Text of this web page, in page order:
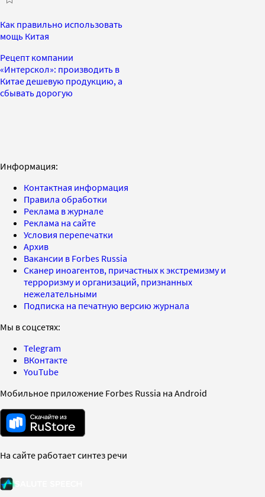
Как правильно использовать
мощь Китая
Рецепт компании
«Интерскол»: производить в
Китае дешевую продукцию, а
сбывать дорогую
Информация:
Контактная информация
Правила обработки
Реклама в журнале
Реклама на сайте
Условия перепечатки
Архив
Вакансии в Forbes Russia
Сканер иноагентов, причастных к экстремизму и
терроризму и организаций, признанных
нежелательными
Подписка на печатную версию журнала
Мы в соцсетях:
Telegram
ВКонтакте
YouTube
Мобильное приложение Forbes Russia на Android
На сайте работает синтез речи